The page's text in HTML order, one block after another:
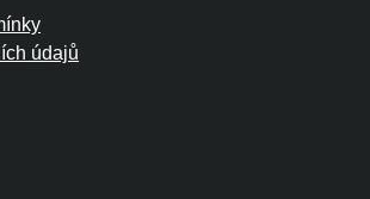
údajů